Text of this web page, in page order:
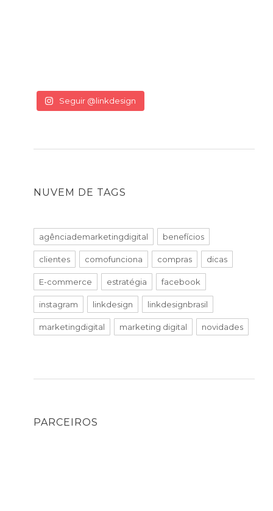
Seguir @linkdesign
NUVEM DE TAGS
agênciademarketingdigital benefícios
clientes comofunciona compras dicas
E-commerce estratégia facebook
instagram linkdesign linkdesignbrasil
marketingdigital marketing digital novidades
PARCEIROS